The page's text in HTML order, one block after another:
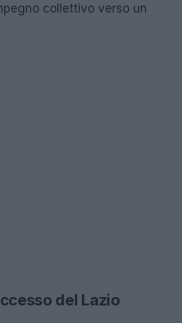
collettivo verso un
del Lazio